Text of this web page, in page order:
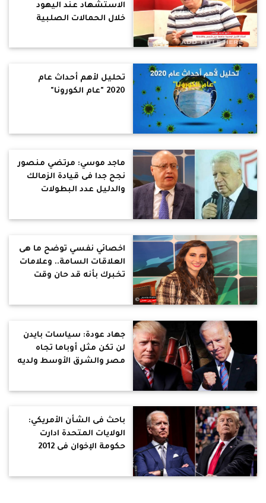
الاستشهاد عند اليهود
خلال الحمالات الصلبية
تحليل لأهم أحداث عام
2020 "عام الكورونا"
ماجد موسي: مرتضي منصور
نجح جدا فى قيادة الزمالك
والدليل عدد البطولات
اخصائي نفسي توضح ما هى
العلاقات السامة.. وعلامات
تخبرك بأنه قد حان وقت
جهاد عودة: سياسات بايدن
لن تكن مثل أوباما تجاه
مصر والشرق الأوسط ولديه
باحث فى الشأن الأمريكي:
الولايات المتحدة ادارت
حكومة الإخوان فى 2012